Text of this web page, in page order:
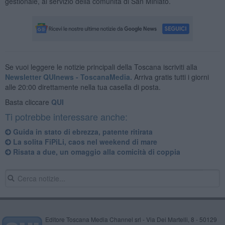
Se vuoi leggere le notizie principali della Toscana iscriviti alla
Newsletter QUInews - ToscanaMedia. Arriva gratis tutti i giorni
alle 20:00 direttamente nella tua casella di posta.
Basta cliccare QUI
Ti potrebbe interessare anche:
Guida in stato di ebrezza, patente ritirata
La solita FiPiLi, caos nel weekend di mare
Risata a due, un omaggio alla comicità di coppia
Editore Toscana Media Channel srl - Via Dei Martelli, 8 - 50129